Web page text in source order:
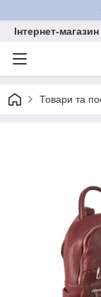
Інтернет-
Товари та